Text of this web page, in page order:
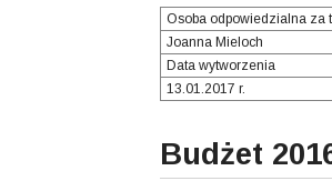
Osoba odpowiedzialna za
Joanna Mieloch
Data wytworzenia
13.01.2017 r.
Budżet